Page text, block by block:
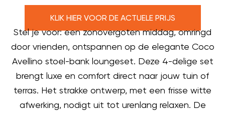
KLIK HIER VOOR DE ACTUELE PRIJS
Stel je voor: een zonovergoten middag, omringd
door vrienden, ontspannen op de elegante Coco
Avellino stoel-bank loungeset. Deze 4-delige set
brengt luxe en comfort direct naar jouw tuin of
terras. Het strakke ontwerp, met een frisse witte
afwerking, nodigt uit tot urenlang relaxen. De